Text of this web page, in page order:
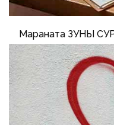
Мараната ЗУНЫ